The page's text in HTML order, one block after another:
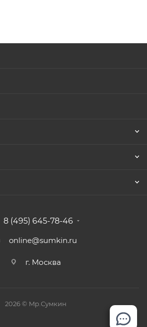
8 (495) 645-78-46
online@sumkin.ru
г. Москва
2026 © Mр.Сумкин